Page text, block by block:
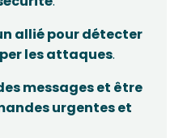
allié pour détecter
les attaques.
messages et être
urgenteset